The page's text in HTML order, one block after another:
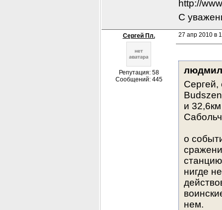
http://
С
Сергей Пл.
Репутация: 58
Сообщений: 445
27 апр 2010 в
Сергей,
и
о
нигде
нем.